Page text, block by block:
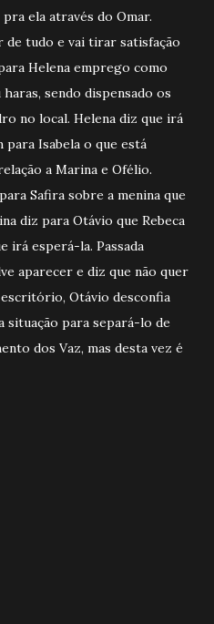
ela através do Omar.
tudo e vai tirar satisfação
Helena emprego como
sendo dispensado os
no local. Helena diz que irá
para Isabela o que está
a Marina e Ofélio.
Safira sobre a menina que
diz para Otávio que Rebeca
irá esperá-la. Passada
aparecer e diz que não quer
Otávio desconfia
situação para separá-lo de
dos Vaz, mas desta vez é